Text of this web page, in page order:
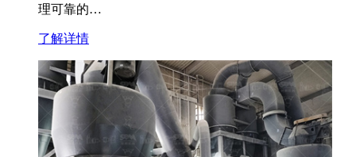
理可靠的…
了解详情